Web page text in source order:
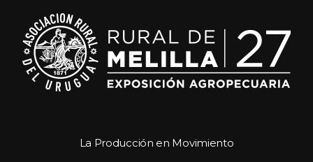
La Producción en Movimiento